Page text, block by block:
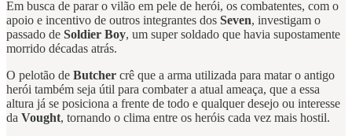
Em busca de parar o vilão em pele de herói, os combatentes, com o
apoio e incentivo de outros integrantes dos Seven, investigam o
passado de Soldier Boy, um super soldado que havia supostamente
morrido décadas atrás.
O pelotão de Butcher crê que a arma utilizada para matar o antigo
herói também seja útil para combater a atual ameaça, que a essa
altura já se posiciona a frente de todo e qualquer desejo ou interesse
da Vought, tornando o clima entre os heróis cada vez mais hostil.